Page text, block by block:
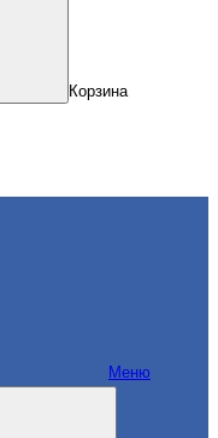
Корзина
Меню